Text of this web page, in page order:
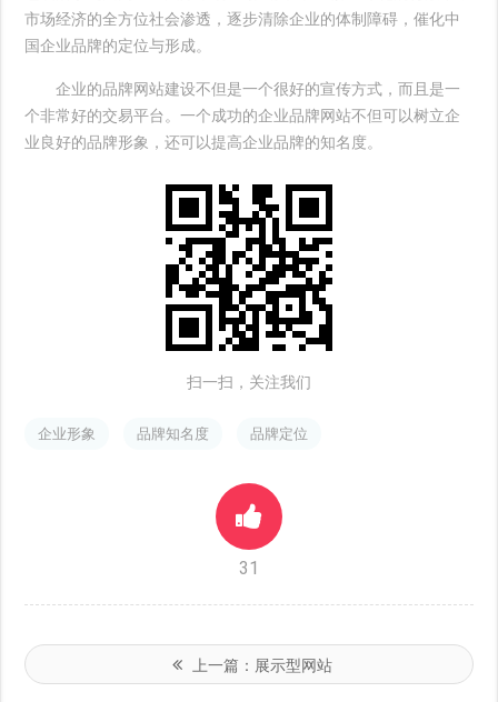
市场经济的全方位社会渗透，逐步清除企业的体制障碍，催化中
国企业品牌的定位与形成。
企业的品牌网站建设不但是一个很好的宣传方式，而且是一
个非常好的交易平台。一个成功的企业品牌网站不但可以树立企
业良好的品牌形象，还可以提高企业品牌的知名度。
扫一扫，关注我们
企业形象 品牌知名度 品牌定位
31
上一篇： 展示型网站